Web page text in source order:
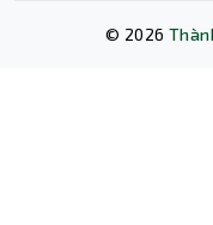
hợp với loại mạch
sử dụng chuẩn
việc sản phẩm này
1.4/1.3, giúp bạn
© 2026